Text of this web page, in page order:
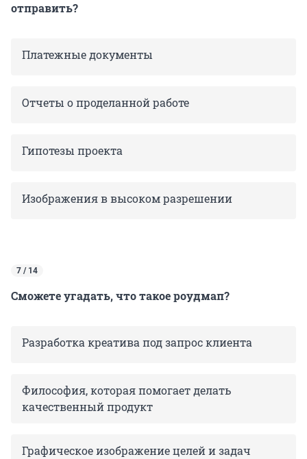
отправить?
Платежные документы
Отчеты о проделанной работе
Гипотезы проекта
Изображения в высоком разрешении
7 / 14
Сможете угадать, что такое роудмап?
Разработка креатива под запрос клиента
Философия, которая помогает делать
качественный продукт
Графическое изображение целей и задач